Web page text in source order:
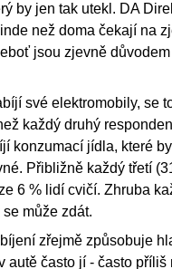
by jen tak utekl. DA
než doma čekají na
jsou zjevně
své elektromobily, se
každý druhý
konzumací jídla, které
Přibližně každý třetí
6 % lidí cvičí. Zhruba
může zdát.
zřejmě způsobuje
autě často jí - často